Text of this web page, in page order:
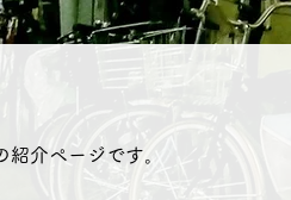
介ページです​。